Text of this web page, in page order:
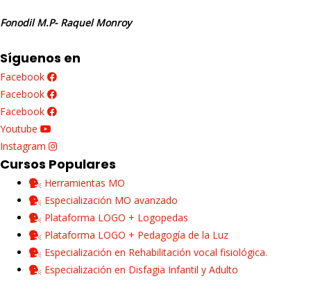
Fonodil M.P- Raquel Monroy
Síguenos en
Facebook
Facebook
Facebook
Youtube
Instagram
Cursos Populares
Herramientas MO
Especialización MO avanzado
Plataforma LOGO + Logopedas
Plataforma LOGO + Pedagogía de la Luz
Especialización en Rehabilitación vocal fisiológica.
Especialización en Disfagia Infantil y Adulto